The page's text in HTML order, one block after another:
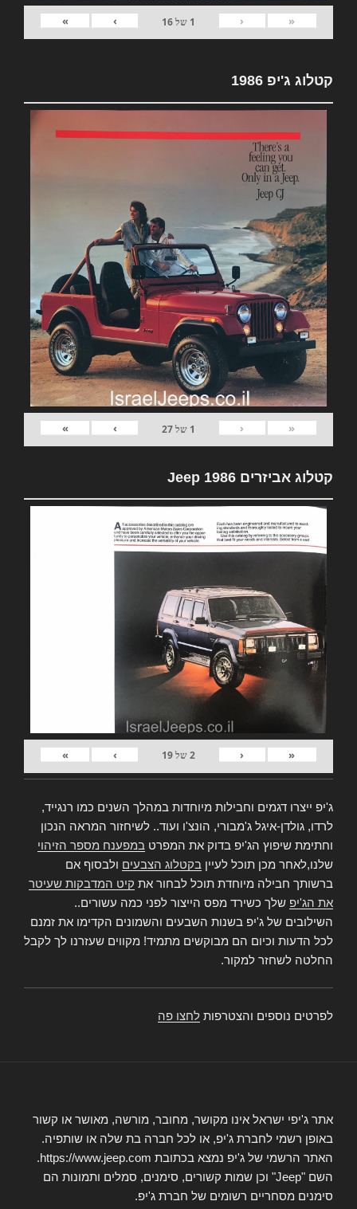
«
‹
1 של16
›
»
קטלוג ג'יפ 1986
«
‹
1 של27
›
»
קטלוג אביזרים Jeep 1986
«
‹
2של19
›
»
ג'יפ ייצרו דגמים וחבילות מיוחדות במהלך השנים כמו רנגייד,
לרדו, גולדן-איגל ג'מבורי, הונצ'ו ועוד.. לשיחזור המראה הנכון
וחתימת שיפוץ הג'יפ בדוק את המפרט במפענח מספר הזיהוי
שלנו,לאחר מכן תוכל לעיין בקטלוג הצבעים ולבסוף אם
ברשותך חבילה מיוחדת תוכל לבחור את קיט המדבקות שעיטר
את הג'יפ שלך כשירד מפס הייצור לפני כמה עשורים..
השילובים של ג'יפ בשנות השבעים והשמונים הקדימו את זמנם
לכל הדעות וכיום הם מבוקשים מתמיד! מקווים שעזרנו לך לקבל
החלטה לשחזר למקור.
לפרטים נוספים והצטרפות לחצו פה
אתר ג'יפי ישראל אינו מקושר, מחובר, מורשה, מאושר או קשור
באופן רשמי לחברת ג'יפ, או לכל חברה בת שלה או שותפיה.
האתר הרשמי של ג'יפ נמצא בכתובת https://www.jeep.com.
השם "Jeep" וכן שמות קשורים, סימנים, סמלים ותמונות הם
סימנים מסחריים רשומים של חברת ג'יפ.